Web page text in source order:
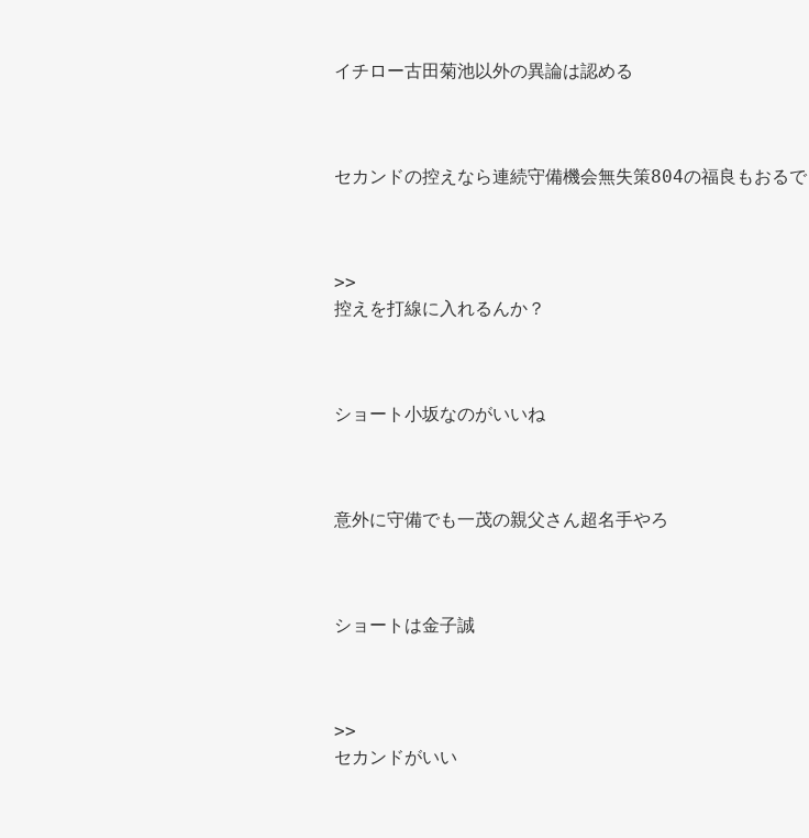
イチロー古田菊池以外の異論は認める
セカンドの控えなら連続守備機会無失策804の福良もおるで
>>
控えを打線に入れるんか？
ショート小坂なのがいいね
意外に守備でも一茂の親父さん超名手やろ
ショートは金子誠
>>
セカンドがいい